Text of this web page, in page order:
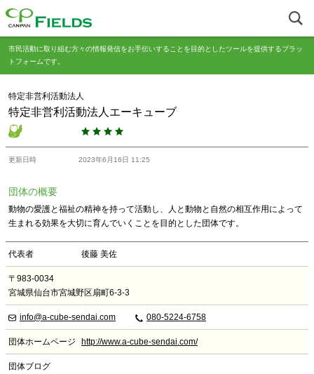
市民活動に取り組む方々の情報発信をお手伝いすることを目的としたツールを提供するプラッ
トフォームです。
特定非営利活動法人
特定非営利活動法人エーキューブ
更新日時 2023年6月16日 11:25
団体の概要
動物の愛護と福祉の精神を持って活動し、人と動物と自然の相互作用によって
生まれる効果を大切に育んでいくことを目的とした団体です。
代表者 後藤 美佐
〒983-0034
宮城県仙台市宮城野区扇町6-3-3
info@a-cube-sendai.com 080-5224-6758
団体ホームページ http://www.a-cube-sendai.com/
団体ブログ